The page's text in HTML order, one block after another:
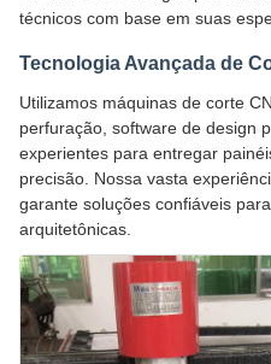
técnicos com base em suas
Tecnologia Avançada de
Utilizamos máquinas de corte
perfuração, software de design
experientes para entregar
precisão. Nossa vasta
garante soluções confiáveis
arquitetônicas.